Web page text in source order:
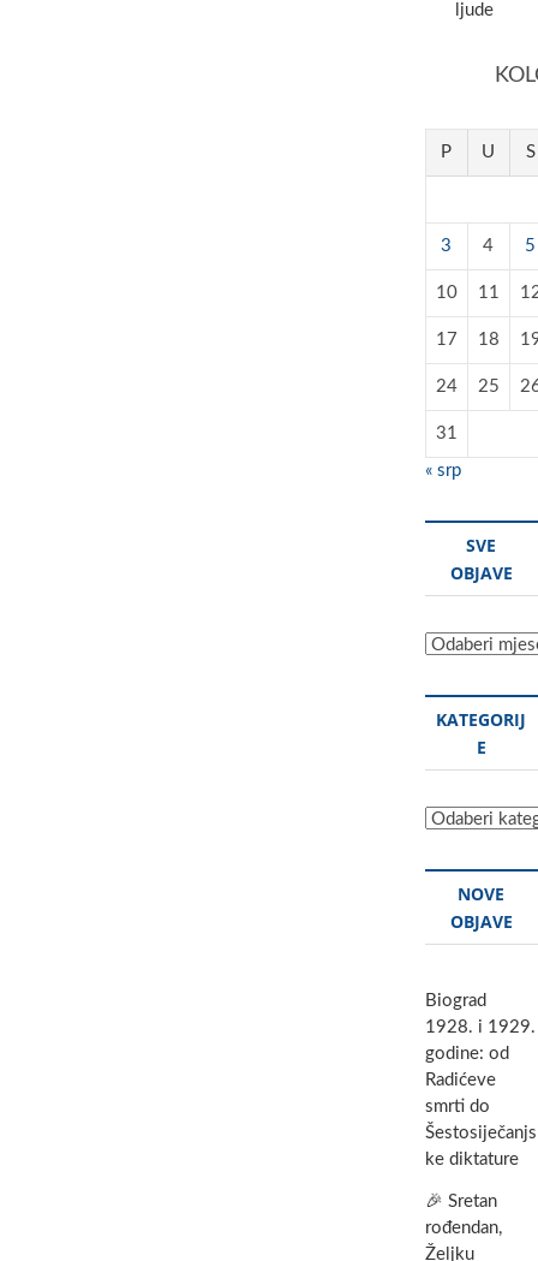
ljude
P U S
3 4 5
10 11
17 18
24 25
31
« srp
SVE
OBJAVE
Sve
KATEGORIJ
E
Kategorije
NOVE
OBJAVE
Biograd
1928. i 1929.
godine: od
Radićeve
smrti do
Šestosiječanjs
ke diktature
🎉 Sretan
rođendan,
Željku